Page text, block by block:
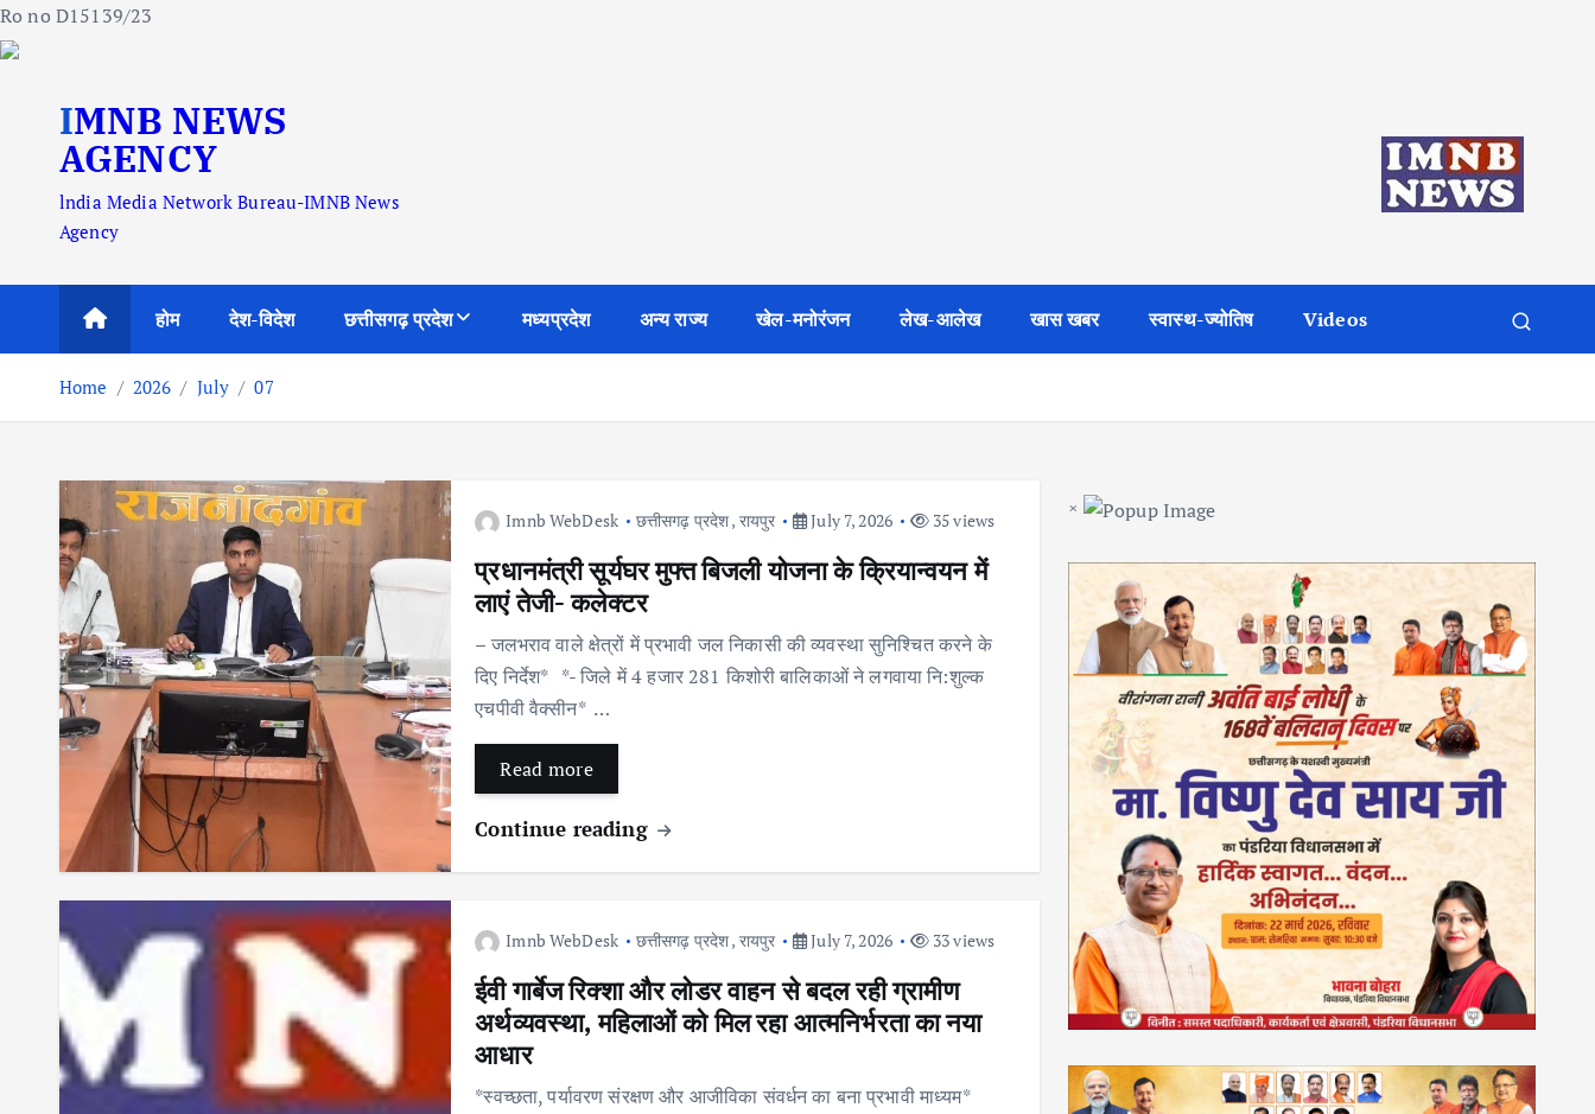
Ro no D15139/23
IMNB NEWS
AGENCY
lndia Media Network Bureau-IMNB News
Agency
होम देश-विदेश छत्तीसगढ़ प्रदेश मध्यप्रदेश अन्य राज्य खेल-मनोरंजन लेख-आलेख खास खबर स्वास्थ-ज्योतिष Videos
Home 2026 July 07
Imnb WebDesk छत्तीसगढ़ प्रदेश, रायपुर July 7, 2026 35 views
प्रधानमंत्री सूर्यघर मुफ्त बिजली योजना के क्रियान्वयन में
लाएं तेजी- कलेक्टर
– जलभराव वाले क्षेत्रों में प्रभावी जल निकासी की व्यवस्था सुनिश्चित करने के
दिए निर्देश* *- जिले में 4 हजार 281 किशोरी बालिकाओं ने लगवाया नि:शुल्क
एचपीवी वैक्सीन* …
Read more
Continue reading
Imnb WebDesk छत्तीसगढ़ प्रदेश, रायपुर July 7, 2026 33 views
ईवी गार्बेज रिक्शा और लोडर वाहन से बदल रही ग्रामीण
अर्थव्यवस्था, महिलाओं को मिल रहा आत्मनिर्भरता का नया
आधार
*स्वच्छता, पर्यावरण संरक्षण और आजीविका संवर्धन का बना प्रभावी माध्यम*
×